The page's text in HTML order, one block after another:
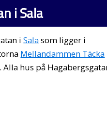
i Sala
iSalasom ligger i
Mellandammen Täcka
. Alla hus på